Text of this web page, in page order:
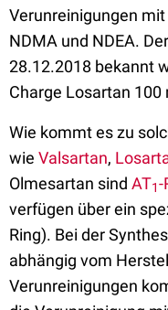
Verunreinigungen
NDMA und NDEA.
28.12.2018 bekannt
Charge Losartan 100
Wie kommt es zu
wie Valsartan,
Olmesartan sind AT1-
verfügen über ein
Ring). Bei der
abhängig vom
Verunreinigungen